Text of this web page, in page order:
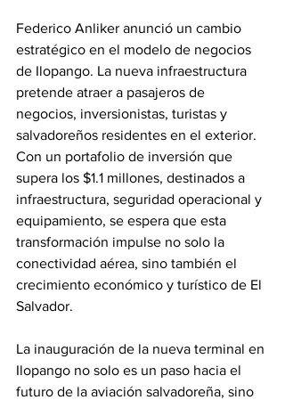
Federico Anliker anunció un cambio
estratégico en el modelo de negocios
de Ilopango. La nueva infraestructura
pretende atraer a pasajeros de
negocios, inversionistas, turistas y
salvadoreños residentes en el exterior.
Con un portafolio de inversión que
supera los $1.1 millones, destinados a
infraestructura, seguridad operacional y
equipamiento, se espera que esta
transformación impulse no solo la
conectividad aérea, sino también el
crecimiento económico y turístico de El
Salvador.
La inauguración de la nueva terminal en
Ilopango no solo es un paso hacia el
futuro de la aviación salvadoreña, sino